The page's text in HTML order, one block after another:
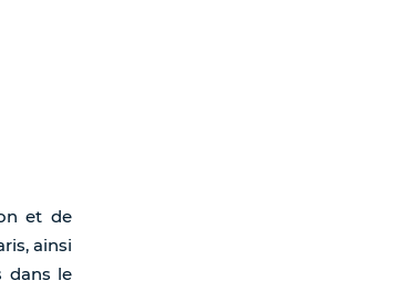
et de
ainsi
dans le